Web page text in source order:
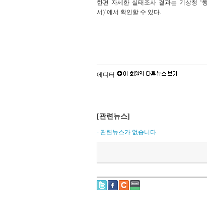
한편 자세한 실태조사 결과는 기상청 ‘
서)’에서 확인할 수 있다.
에디터
[관련뉴스]
- 관련뉴스가 없습니다.